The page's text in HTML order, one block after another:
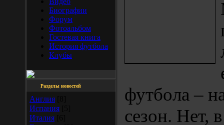
Биографии
Форум
Фотоальбом
Гостевая книга
История футбола
Клубы
Разделы новостей
Англия
Испания
Италия
футбола –
сезон. Нет,